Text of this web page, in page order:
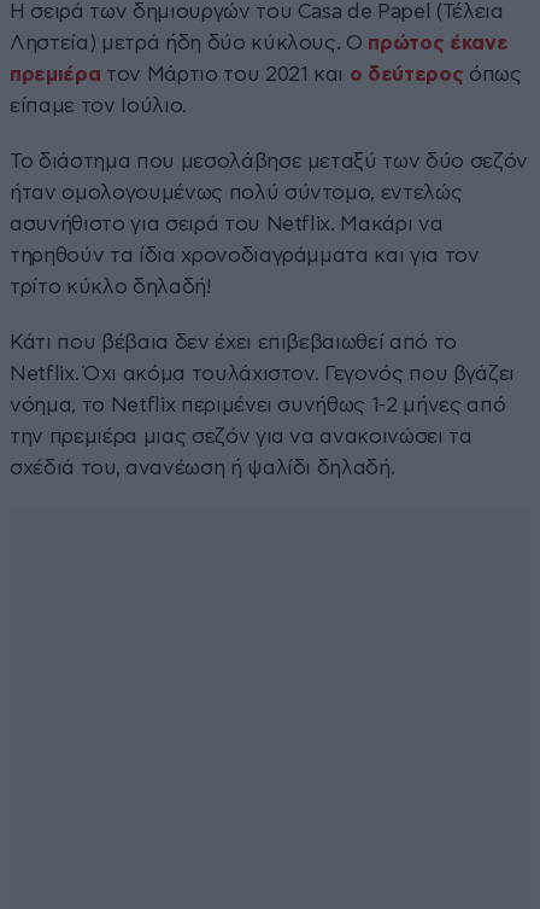
Η σειρά των δημιουργών του Casa de Papel (Τέλεια
Ληστεία) μετρά ήδη δύο κύκλους. Ο πρώτος έκανε
πρεμιέρα τον Μάρτιο του 2021 και ο δεύτερος όπως
είπαμε τον Ιούλιο.
Το διάστημα που μεσολάβησε μεταξύ των δύο σεζόν
ήταν ομολογουμένως πολύ σύντομο, εντελώς
ασυνήθιστο για σειρά του Netflix. Μακάρι να
τηρηθούν τα ίδια χρονοδιαγράμματα και για τον
τρίτο κύκλο δηλαδή!
Κάτι που βέβαια δεν έχει επιβεβαιωθεί από το
Netflix. Όχι ακόμα τουλάχιστον. Γεγονός που βγάζει
νόημα, το Netflix περιμένει συνήθως 1-2 μήνες από
την πρεμιέρα μιας σεζόν για να ανακοινώσει τα
σχέδιά του, ανανέωση ή ψαλίδι δηλαδή.